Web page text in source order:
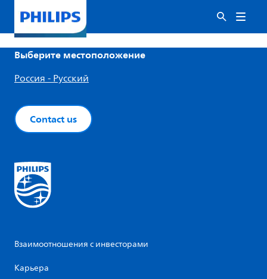
Выберите местоположение
Россия - Русский
Contact us
Взаимоотношения с инвесторами
Карьера